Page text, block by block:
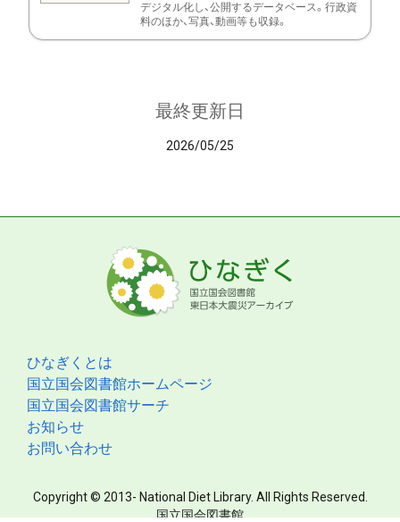
デジタル化し、公開するデータベース。行政資
料のほか、写真、動画等も収録。
最終更新日
2026/05/25
ひなぎくとは
国立国会図書館ホームページ
国立国会図書館サーチ
お知らせ
お問い合わせ
Copyright © 2013- National Diet Library. All Rights Reserved.